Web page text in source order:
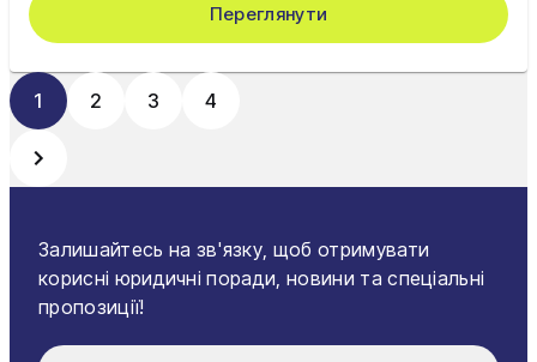
Переглянути
1 2 3 4
Залишайтесь на зв'язку, щоб отримувати
корисні юридичні поради, новини та спеціальні
пропозиції!